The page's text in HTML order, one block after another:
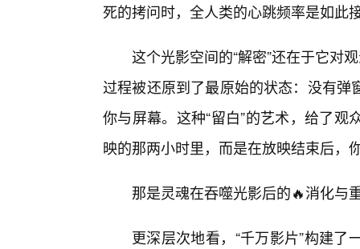
死的拷问时，全人类的心跳频率是如此
这个光影空间的“解密”还在于它对
过程被还原到了最原始的状态：没有
你与屏幕。这种“留白”的艺术，给了
映的那两小时里，而是在放映结束后，
那是灵魂在吞噬光影后的🔥消化与
更深层次地看，“千万影片”构建